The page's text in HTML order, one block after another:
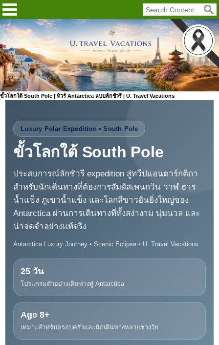
ขั้วโลกใต้ South Pole | ทัวร์ Antarctica แบบลักชัวรี | U. Travel Vacations
Luxury Polar Expedition • South Pole
ขั้วโลกใต้ South Pole
ประสบการณ์ลักชัวรี expedition สู่ทวีปแอนตาร์กติกา
สำหรับนักเดินทางที่ต้องการสัมผัสเพนกวิน วาฬ ธาร
น้ำแข็ง ภูเขาน้ำแข็ง และโลกสีขาวอันยิ่งใหญ่ของ
Antarctica ผ่านการเดินทางที่ทั้งสง่างาม นุ่มนวล และ
น่าจดจำอย่างแท้จริง
Antarctica Luxury Journey • Scenic Eclipse • U. Travel Vacations
25 วัน
โปรแกรมตัวอย่างเดินทางสู่ Antarctica
Age 8+
เหมาะสำหรับครอบครัวและนักเดินทางหลายช่วงวัย